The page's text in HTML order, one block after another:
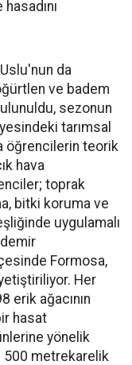
da
ve badem
sezonun
tarımsal
öğrencilerin teorik
hava
toprak
bitki koruma ve
uygulamalı
Formosa,
Her
erik ağacının
hasat
yönelik
500 metrekarelik